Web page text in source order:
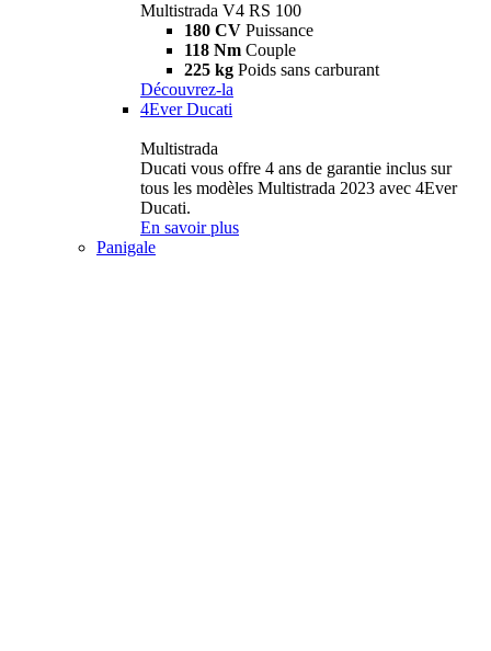
Multistrada V4 RS 100
180 CV Puissance
118 Nm Couple
225 kg Poids sans carburant
Découvrez-la
4Ever Ducati
Multistrada
Ducati vous offre 4 ans de garantie inclus sur
tous les modèles Multistrada 2023 avec 4Ever
Ducati.
En savoir plus
Panigale